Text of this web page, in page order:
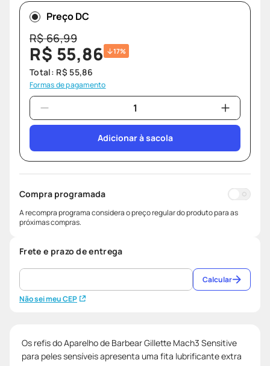
Preço DC
R$66,99
R$ 55,86 17%
Total: R$ 55,86
Formas de pagamento
Adicionar à sacola
Compra programada
A recompra programa considera o preço regular do produto para as
próximas compras.
Frete e prazo de entrega
Não sei meu CEP
Calcular
Os refis do Aparelho de Barbear Gillette Mach3 Sensitive
para peles sensíveis apresenta uma fita lubrificante extra